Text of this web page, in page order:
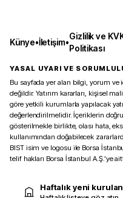
Künye•İletişim•
Gizlilik ve
Politikası
YASAL UYARI VE
Bu sayfada yer alan bilgi, yorum ve
değildir. Yatırım kararları, kişisel
göre yetkili kurumlarla yapılacak
değerlendirilmelidir. İçeriklerin
gösterilmekle birlikte, olası hata,
kullanımından doğabilecek
BIST isim ve logosu ile Borsa
telif hakları Borsa İstanbul A.Ş.’ye
Haftalık yeni